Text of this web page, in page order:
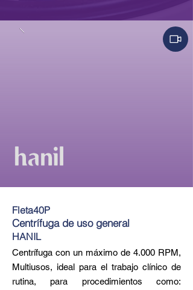
Fleta40P
Centrífuga de uso general
HANIL
Centrífuga con un máximo de 4.000 RPM,
Multiusos, ideal para el trabajo clínico de
rutina, para procedimientos como: